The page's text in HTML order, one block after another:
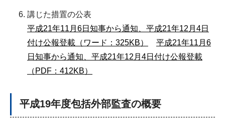
講じた措置の公表
平成21年11月6日知事から通知、平成21年12月4日
付け公報登載（ワード：325KB）
平成21年11月6
日知事から通知、平成21年12月4日付け公報登載
（PDF：412KB）
平成19年度包括外部監査の概要